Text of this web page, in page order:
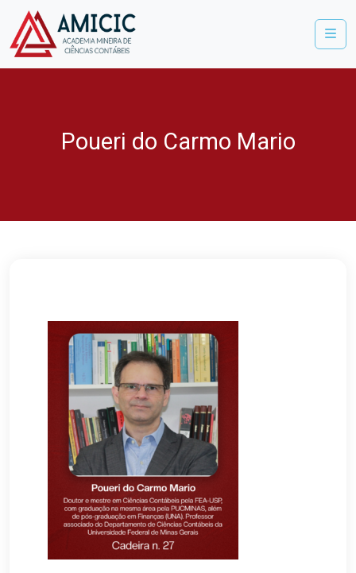
Poueri do Carmo Mario